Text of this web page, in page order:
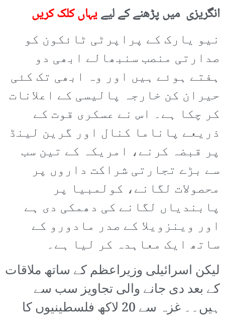
انگریزی میں پڑھنے کے لیےیہاں کلک کریں
نیو یارک کے پراپرٹی ٹائکون کو
صدارتی منصب سنبھالے ابھی دو
ہفتے ہوئے ہیں اور وہ ابھی تک کئی
حیران کن خارجہ پالیسی کے اعلانات
کر چکا ہے۔ اس نے عسکری قوت کے
ذریعے پاناما کنال اور گرین لینڈ
پر قبضہ کرنے، امریکہ کے تین سب
سے بڑے تجارتی شراکت داروں پر
محصولات لگانے، کولمبیا پر
پابندیاں لگانے کی دھمکی دی ہے
اور وینزویلا کے صدر مادورو کے
ساتھ ایک معاہدہ کر لیا ہے۔
لیکن اسرائیلی وزیراعظم کے ساتھ ملاقات
کے بعد دی جانے والی تجاویز سب سے
ہیں۔۔ غزہ سے 20 لاکھ فلسطینیوں کا